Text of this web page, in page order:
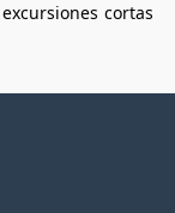
excursiones cortas